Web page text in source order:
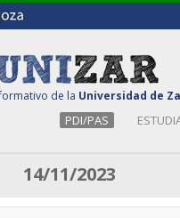
de la Universidad de
PDI/PAS
14/11/2023